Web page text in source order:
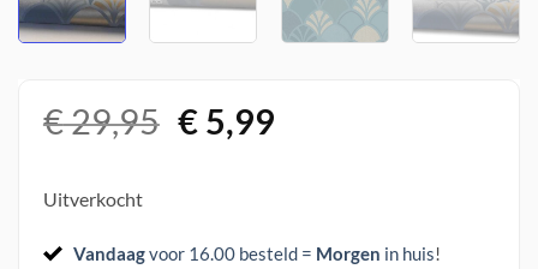
€29,95 Oorspronkelijke
€5,99Huidige
Uitverkocht
Vandaagvoor 16.00 besteld = Morgen in huis!